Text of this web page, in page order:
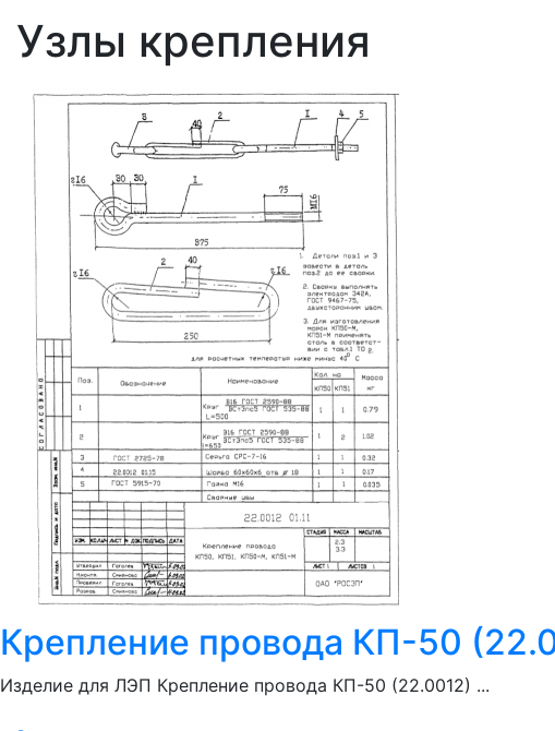
Узлы крепления
Крепление провода КП-50
Изделие для ЛЭП Крепление провода КП-50 (22.0012) ...